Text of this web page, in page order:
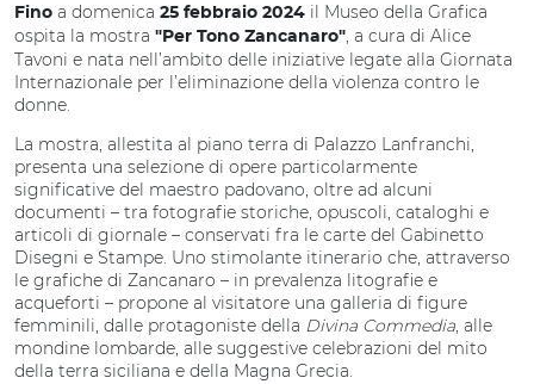
Fino a domenica 25 febbraio 2024 il Museo della Grafica
ospita la mostra "Per Tono Zancanaro", a cura di Alice
Tavoni e nata nell’ambito delle iniziative legate alla Giornata
Internazionale per l’eliminazione della violenza contro le
donne.
La mostra, allestita al piano terra di Palazzo Lanfranchi,
presenta una selezione di opere particolarmente
significative del maestro padovano, oltre ad alcuni
documenti – tra fotografie storiche, opuscoli, cataloghi e
articoli di giornale – conservati fra le carte del Gabinetto
Disegni e Stampe. Uno stimolante itinerario che, attraverso
le grafiche di Zancanaro – in prevalenza litografie e
acqueforti – propone al visitatore una galleria di figure
femminili, dalle protagoniste della Divina Commedia, alle
mondine lombarde, alle suggestive celebrazioni del mito
della terra siciliana e della Magna Grecia.